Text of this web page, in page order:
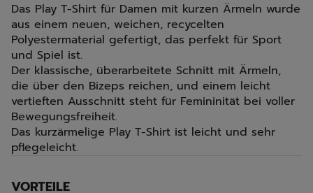
Das Play T-Shirt für Damen mit kurzen Ärmeln wurde
aus einem neuen, weichen, recycelten
Polyestermaterial gefertigt, das perfekt für Sport
und Spiel ist.
Der klassische, überarbeitete Schnitt mit Ärmeln,
die über den Bizeps reichen, und einem leicht
vertieften Ausschnitt steht für Femininität bei voller
Bewegungsfreiheit.
Das kurzärmelige Play T-Shirt ist leicht und sehr
pflegeleicht.
VORTEILE